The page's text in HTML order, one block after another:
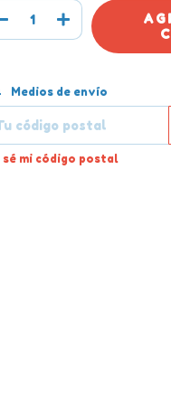
para el CP:
Medios de envío
sé mi código postal